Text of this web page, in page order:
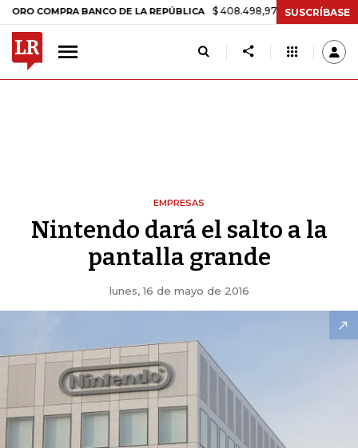
BANCO DE LA REPÚBLICA $ 408.498,97 +$ 8.753,81 +2,19%
SUSCRÍBASE
EMPRESAS
Nintendo dará el salto a la
pantalla grande
lunes, 16 de mayo de 2016